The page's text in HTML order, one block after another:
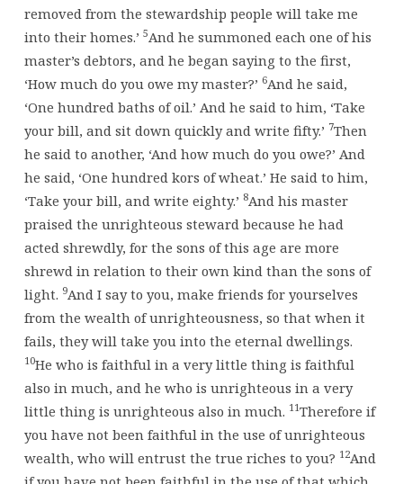
removed from the stewardship people will take me
into their homes.’ 5And he summoned each one of his
master’s debtors, and he began saying to the first,
‘How much do you owe my master?’ 6And he said,
‘One hundred baths of oil.’ And he said to him, ‘Take
your bill, and sit down quickly and write fifty.’ 7Then
he said to another, ‘And how much do you owe?’ And
he said, ‘One hundred kors of wheat.’ He said to him,
‘Take your bill, and write eighty.’ 8And his master
praised the unrighteous steward because he had
acted shrewdly, for the sons of this age are more
shrewd in relation to their own kind than the sons of
light. 9And I say to you, make friends for yourselves
from the wealth of unrighteousness, so that when it
fails, they will take you into the eternal dwellings.
10He who is faithful in a very little thing is faithful
also in much, and he who is unrighteous in a very
little thing is unrighteous also in much. 11Therefore if
you have not been faithful in the use of unrighteous
wealth, who will entrust the true riches to you? 12And